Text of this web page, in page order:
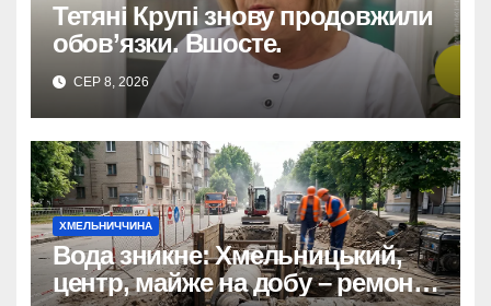
Тетяні Крупі знову продовжили
обов’язки. Вшосте.
СЕР 8, 2026
ХМЕЛЬНИЧЧИНА
Вода зникне: Хмельницький,
центр, майже на добу – ремонт